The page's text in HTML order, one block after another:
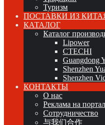
Туризм
ПОСТАВКИ ИЗ
КАТАЛОГ
Каталог
Lipower
CTECHI
Guangdong
Shenzhen
Shenzhen
КОНТАКТЫ
О нас
Реклама на
Сотрудничество
与我们合作